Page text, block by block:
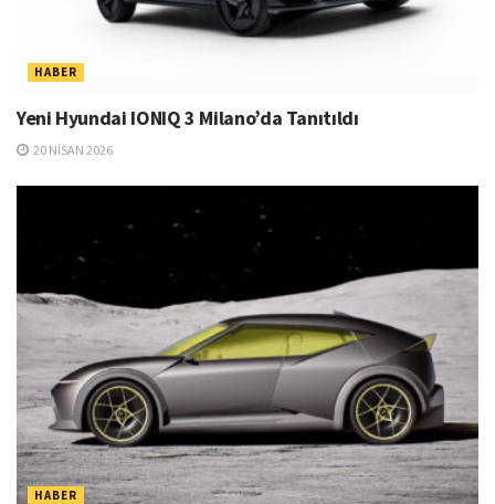
HABER
Yeni Hyundai IONIQ 3 Milano’da Tanıtıldı
20 NISAN 2026
HABER